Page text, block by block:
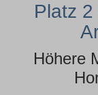
Platz
Höhere